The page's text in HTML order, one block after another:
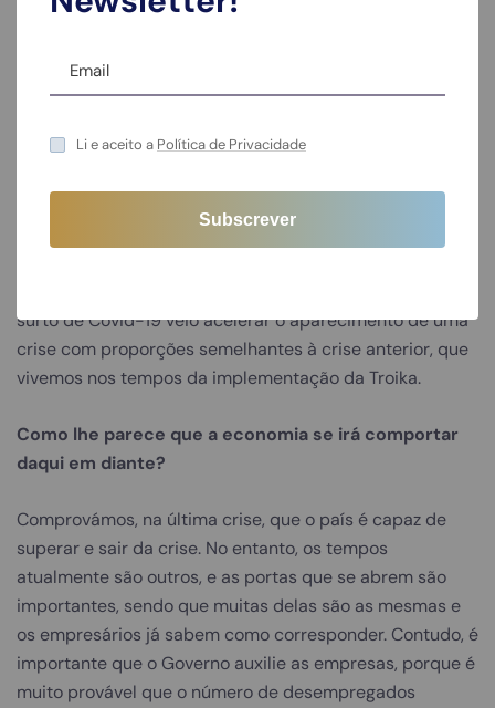
Qual é a realidade do tecido empresarial português
O tecido empresarial português ficou enriquecido por
foram denominados ou apelidados de empreendedores
surto de Covid-19 veio acelerar o aparecimento de uma
crise com proporções semelhantes à crise anterior, que
vivemos nos tempos da implementação da Troika.
Como lhe parece que a economia se irá comportar
daqui em diante?
Comprovámos, na última crise, que o país é capaz de
superar e sair da crise. No entanto, os tempos
atualmente são outros, e as portas que se abrem são
importantes, sendo que muitas delas são as mesmas e
os empresários já sabem como corresponder. Contudo, é
importante que o Governo auxilie as empresas, porque é
muito provável que o número de desempregados
Li e aceito a Política de Privacidade